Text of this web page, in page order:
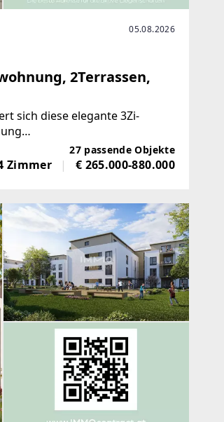
05.08.2026
2Terrassen,
sich diese elegante 3Zi-
TerrasseAn
27 passende Objekte
Zimmer € 265.000-880.000